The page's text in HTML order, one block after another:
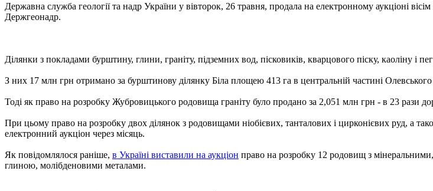
Державна служба геології та надр України у вівторок, 26 травня, продала на електронному аукціоні
Держгеонадр.
Ділянки з покладами бурштину, глини, граніту, підземних вод, пісковиків, кварцового піску, каоліну і
З них 17 млн ​​грн отримано за бурштинову ділянку Біла площею 413 га в центральній частині
Тоді як право на розробку Жубровицького родовища граніту було продано за 2,051 млн грн - в 23 рази
При цьому право на розробку двох ділянок з родовищами ніобієвих, танталових і цирконієвих руд, а
електронний аукціон через місяць.
Як повідомлялося раніше, в Україні виставили на аукціон право на розробку 12 родовищ з
глиною, молібденовими металами.